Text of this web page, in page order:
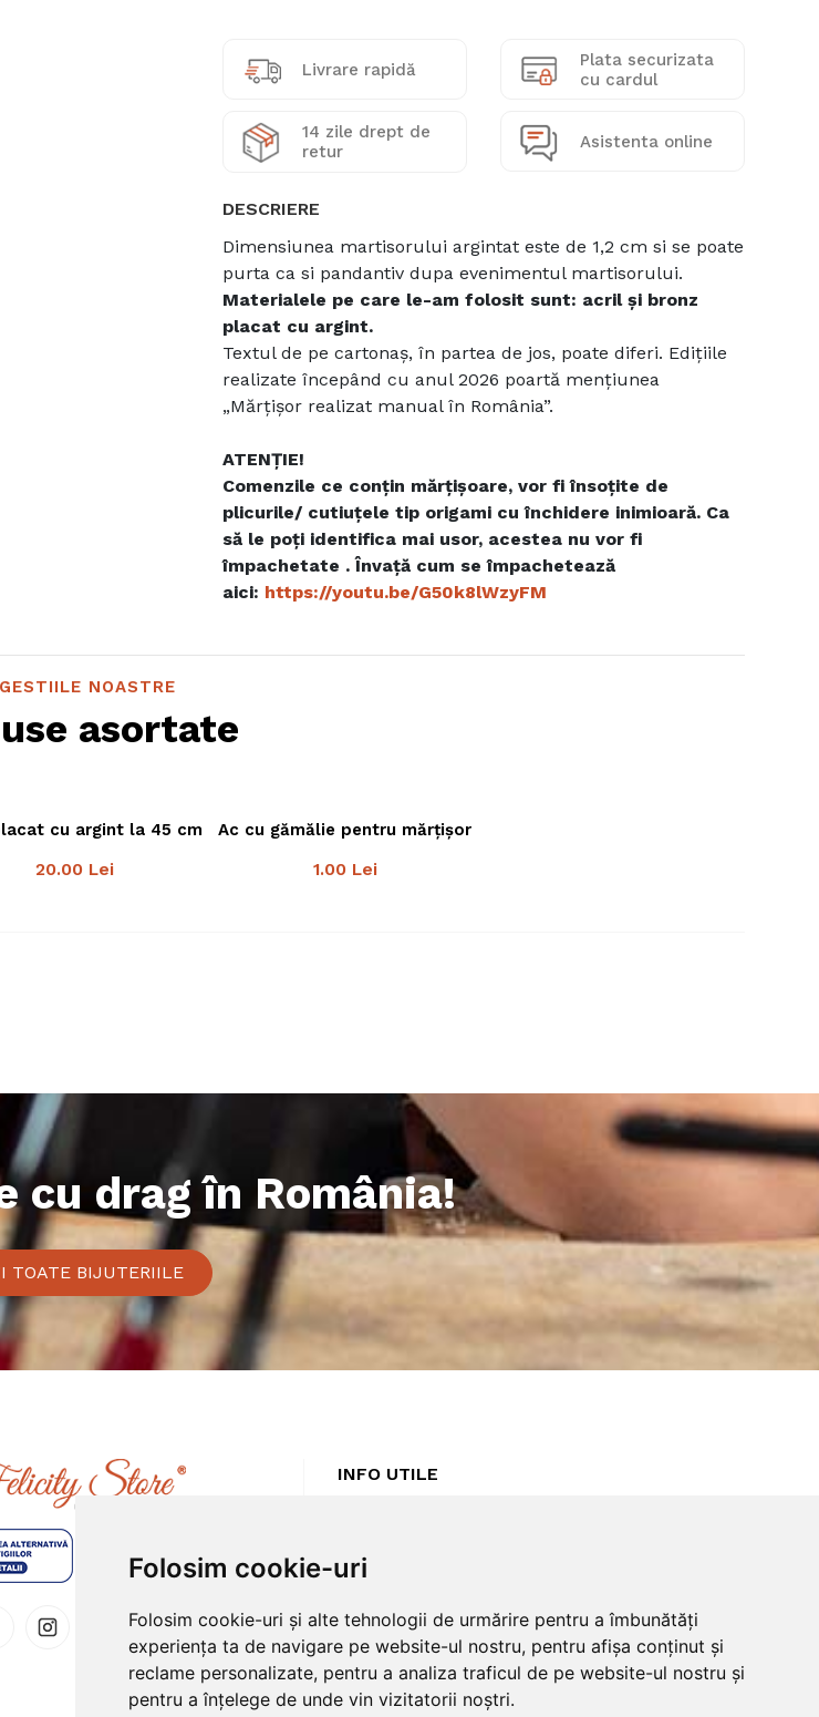
Folosim cookie-uri
Folosim cookie-uri și alte tehnologii de urmărire pentru a îmbunătăți
experiența ta de navigare pe website-ul nostru, pentru afișa conținut și
reclame personalizate, pentru a analiza traficul de pe website-ul nostru și
pentru a înțelege de unde vin vizitatorii noștri.
Livrare rapidă
Plata securizata
cu cardul
14 zile drept de
retur
Asistenta online
DESCRIERE
Dimensiunea martisorului argintat este de 1,2 cm si se poate
purta ca si pandantiv dupa evenimentul martisorului.
Materialele pe care le-am folosit sunt: acril și bronz
placat cu argint.
Textul de pe cartonaș, în partea de jos, poate diferi. Edițiile
realizate începând cu anul 2026 poartă mențiunea
„Mărțișor realizat manual în România”.
ATENȚIE!
Comenzile ce conțin mărțișoare, vor fi însoțite de
plicurile/ cutiuțele tip origami cu închidere inimioară. Ca
să le poți identifica mai usor, acestea nu vor fi
împachetate . Învață cum se împachetează
aici: https://youtu.be/G50k8lWzyFM
NOASTRE
asortate
cu argint la 45 cm
20.00 Lei
Ac cu gămălie pentru mărțișor
1.00 Lei
cu drag în România!
TOATE BIJUTERIILE
INFO UTILE
Blog
Returnare produse
Guestbook
Livrare
Termeni si conditii